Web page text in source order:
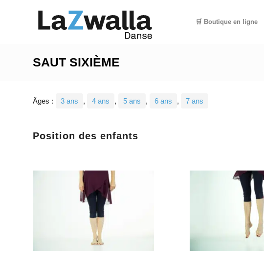
🛒 Boutique en ligne
SAUT SIXIÈME
Âges : 3 ans , 4 ans , 5 ans , 6 ans , 7 ans
Position des enfants